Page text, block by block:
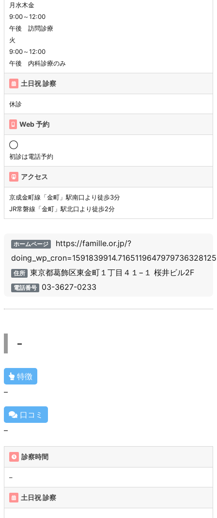
月水木金
9:00～12:00
午後 訪問診療
火
9:00～12:00
午後 内科診療のみ
土日祝 診察
休診
Web 予約
◯
初診は電話予約
アクセス
京成金町線「金町」駅南口より徒歩3分
JR常磐線「金町」駅北口より徒歩2分
ホームページ
https://famille.or.jp/?
doing_wp_cron=1591839914.7165119647979736328125
住所 東京都葛飾区東金町１丁目４１−１ 桜井ビル2F
電話番号 03-3627-0233
–
特徴
–
口コミ
–
診察時間
–
土日祝 診察